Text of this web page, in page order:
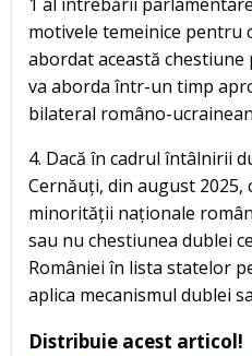
motivele temeinice pentru
abordat această chestiune
va aborda într-un timp
bilateral româno-
4. Dacă în cadrul întâlnirii
Cernăuți, din august
minorității naționale
sau nu chestiunea dublei
României în lista statelor
aplica mecanismul dublei
Distribuie acest articol!